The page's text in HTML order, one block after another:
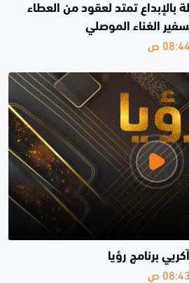
بالإبداع تمتد لعقود من العطاء
الغناء الموصلي
برنامج رؤيا